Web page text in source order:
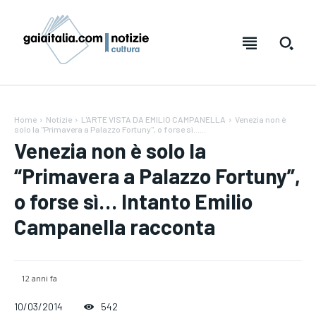
Testo: A- Reset A+
Testo: A- Reset A+
Home Notizie L'ARTE VISTA DA EMILIO CAMPANELLA
Venezia non è
solo la "Primavera a Palazzo Fortuny", o forse sì......
Venezia non è solo la
“Primavera a Palazzo Fortuny”,
o forse sì… Intanto Emilio
Campanella racconta
12 anni fa
10/03/2014 542